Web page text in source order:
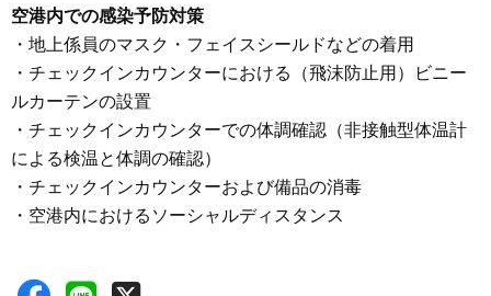
空港内での感染予防対策
・地上係員のマスク・フェイスシールドなどの着用
・チェックインカウンターにおける（飛沫防止用）ビニー
ルカーテンの設置
・チェックインカウンターでの体調確認（非接触型体温計
による検温と体調の確認）
・チェックインカウンターおよび備品の消毒
・空港内におけるソーシャルディスタンス